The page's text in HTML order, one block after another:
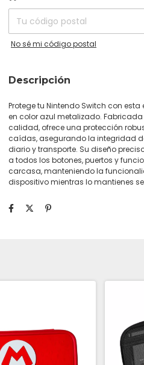
No sé mi código postal
Descripción
Protege tu Nintendo Switch con
en color azul metalizado.
calidad, ofrece una protección
caídas, asegurando la integridad
diario y transporte. Su diseño
a todos los botones, puertos y
carcasa, manteniendo la
dispositivo mientras lo mantienes